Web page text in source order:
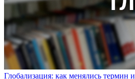
Глобализация: как менялись термин